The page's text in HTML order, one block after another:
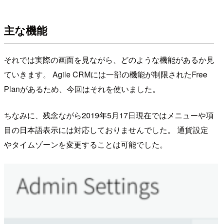
主な機能
それでは実際の画面を見ながら、どのような機能があるか見
ていきます。 Agile CRMには一部の機能が制限されたFree
Planがあるため、今回はそれを使いました。
ちなみに、残念ながら2019年5月17日現在ではメニューや項
目の日本語表示には対応しておりませんでした。 通貨設定
やタイムゾーンを変更することは可能でした。